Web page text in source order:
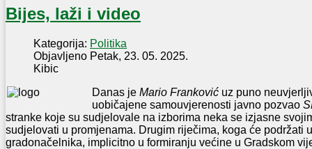
Bijes, laži i video
Kategorija: Politika
Objavljeno Petak, 23. 05. 2025.
Kibic
Danas je Mario Franković uz puno
uobičajene samouvjerenosti javno pozvao
stranke koje su sudjelovale na izborima neka se izjasne
sudjelovati u promjenama. Drugim riječima, koga će podržati
gradonačelnika, implicitno u formiranju većine u Gradskom